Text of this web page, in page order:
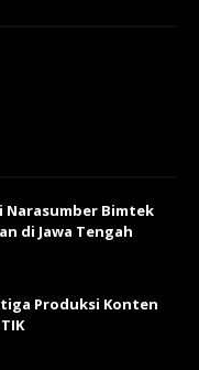
Bimtek
di Jawa Tengah
Produksi Konten